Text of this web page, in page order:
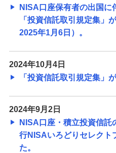
NISA口座保有者の出国に
「投資信託取引規定集」
2025年1月6日）。
2024年10月4日
「投資信託取引規定集」
2024年9月2日
NISA口座・積立投資信託
行NISAいろどりセレクト
た。